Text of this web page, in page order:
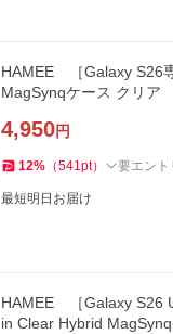
HAMEE ［Galaxy S26
MagSynqケース クリ
4,950円
12% （541pt） 要エント
最短明日お届け
HAMEE ［Galaxy S26
in Clear Hybrid